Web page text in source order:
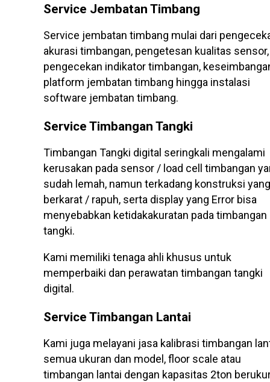
Service Jembatan Timbang
Service jembatan timbang mulai dari
akurasi timbangan, pengetesan kualitas sensor,
pengecekan indikator timbangan,
platform jembatan timbang hingga instalasi
software jembatan timbang.
Service Timbangan Tangki
Timbangan Tangki digital seringkali mengalami
kerusakan pada sensor / load cell timbangan
sudah lemah, namun terkadang konstruksi yang
berkarat / rapuh, serta display yang Error bisa
menyebabkan ketidakakuratan pada timbangan
tangki.
Kami memiliki tenaga ahli khusus untuk
memperbaiki dan perawatan timbangan tangki
digital.
Service Timbangan Lantai
Kami juga melayani jasa kalibrasi timbangan
semua ukuran dan model, floor scale atau
timbangan lantai dengan kapasitas 2ton